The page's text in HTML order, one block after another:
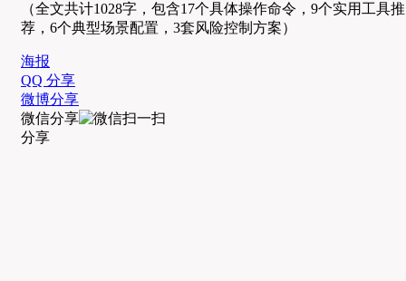
（全文共计1028字，包含17个具体操作命令，9个实用工具推
荐，6个典型场景配置，3套风险控制方案）
海报
QQ 分享
微博分享
微信分享
分享